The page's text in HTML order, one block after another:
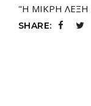
"Η ΜΙΚΡΗ ΛΕΞΗ
SHARE: